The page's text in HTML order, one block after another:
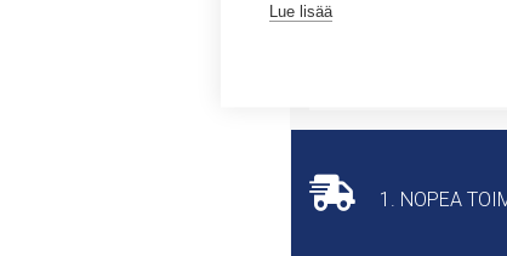
Lue lisää
1. NOPEA